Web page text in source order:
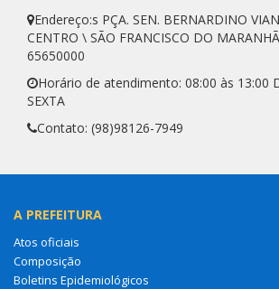
Endereço:s PÇA. SEN. BERNARDINO
CENTRO \ SÃO FRANCISCO DO
65650000
Horário de atendimento: 08:00 às 13:00
SEXTA
Contato: (98)98126-7949
A PREFEITURA
Atos oficiais
Composição
Boletins Epidemiológicos